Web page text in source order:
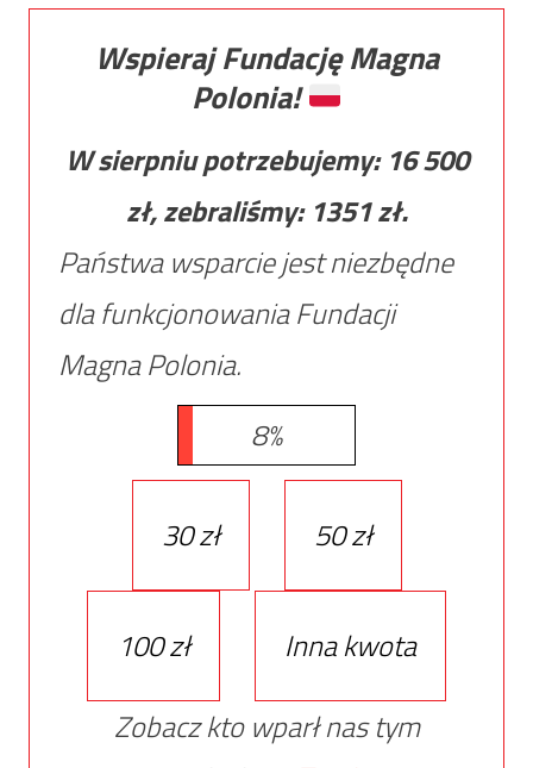
Wspieraj Fundację Magna
Polonia!
W sierpniu potrzebujemy: 16 500
zł, zebraliśmy: 1351zł.
Państwa wsparcie jest niezbędne
dla funkcjonowania Fundacji
Magna Polonia.
8%
30 zł 50 zł
100 zł
Inna kwota
Zobacz kto wparł nas tym